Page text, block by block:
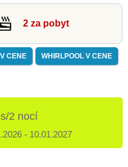
2 za pobyt
CENE WHIRLPOOL V CENE
2 nocí
- 10.01.2027